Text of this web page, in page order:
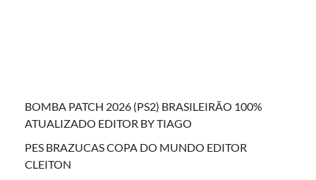
BOMBA PATCH 2026 (PS2) BRASILEIRÃO 100%
ATUALIZADO EDITOR BY TIAGO
PES BRAZUCAS COPA DO MUNDO EDITOR
CLEITON